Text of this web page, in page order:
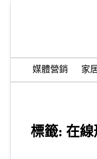
媒體營銷 家
標籤: 在